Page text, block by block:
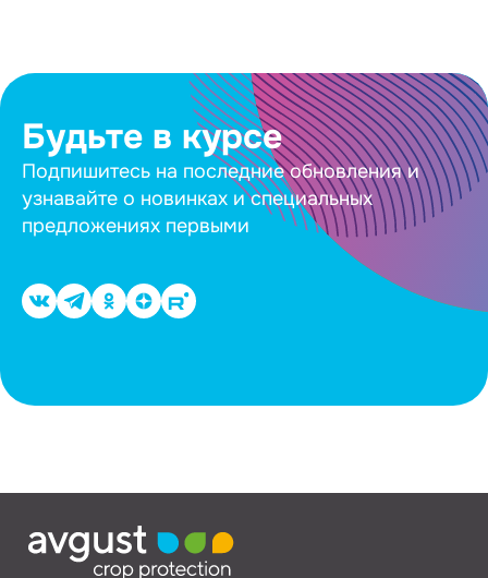
Будьте в курсе
Подпишитесь на последние обновления и
узнавайте о новинках и специальных
предложениях первыми